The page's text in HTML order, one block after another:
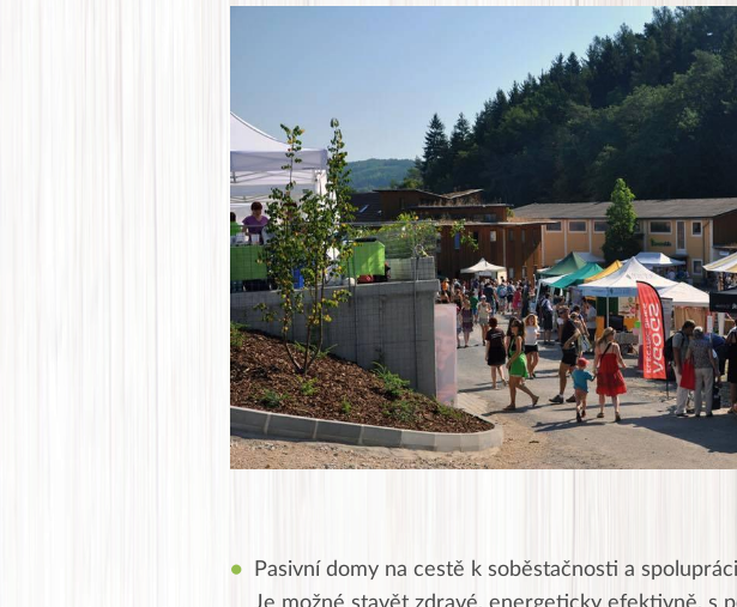
Pasivní domy na cestě k soběstačnosti a